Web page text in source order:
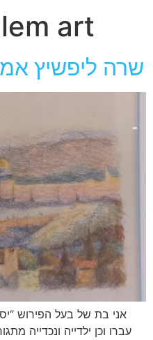
art
שרה ליפשיץ
אני בת של בעל הפירוש
עברו וכן ילדייה ונכדייה